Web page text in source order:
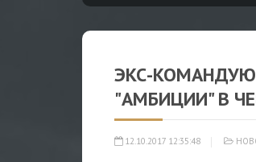
ЭКС-
"АМБИЦИИ" В
12.10.2017 12:35:48